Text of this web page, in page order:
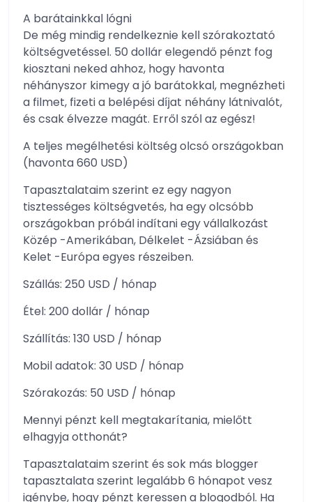
A barátainkkal lógni
De még mindig rendelkeznie kell szórakoztató
költségvetéssel. 50 dollár elegendő pénzt fog
kiosztani neked ahhoz, hogy havonta
néhányszor kimegy a jó barátokkal, megnézheti
a filmet, fizeti a belépési díjat néhány látnivalót,
és csak élvezze magát. Erről szól az egész!
A teljes megélhetési költség olcsó országokban
(havonta 660 USD)
Tapasztalataim szerint ez egy nagyon
tisztességes költségvetés, ha egy olcsóbb
országokban próbál indítani egy vállalkozást
Közép -Amerikában, Délkelet -Ázsiában és
Kelet -Európa egyes részeiben.
Szállás: 250 USD / hónap
Étel: 200 dollár / hónap
Szállítás: 130 USD / hónap
Mobil adatok: 30 USD / hónap
Szórakozás: 50 USD / hónap
Mennyi pénzt kell megtakarítania, mielőtt
elhagyja otthonát?
Tapasztalataim szerint és sok más blogger
tapasztalata szerint legalább 6 hónapot vesz
igénybe, hogy pénzt keressen a blogodból. Ha